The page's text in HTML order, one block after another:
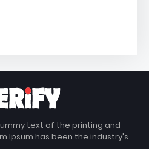
text of the printing and
Ipsum has been the industry's.